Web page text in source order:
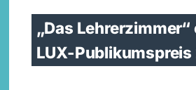
„Das
LUX-